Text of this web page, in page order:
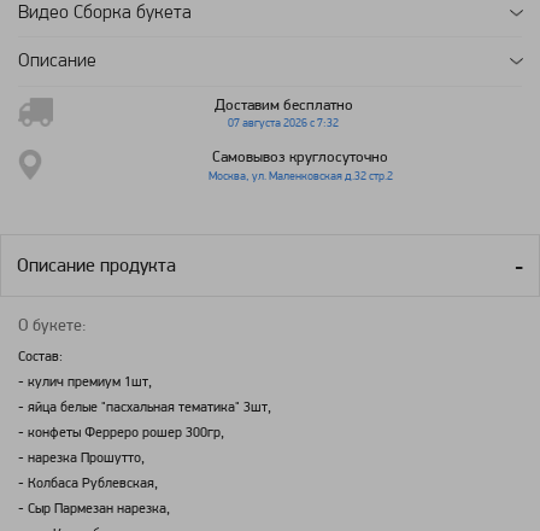
Видео Сборка букета
Описание
Доставим бесплатно
07 августа 2026 с 7:32
Самовывоз круглосуточно
Москва, ул. Маленковская д.32 стр.2
Описание продукта
О букете:
Состав:
- кулич премиум 1шт,
- яйца белые "пасхальная тематика" 3шт,
- конфеты Ферреро рошер 300гр,
- нарезка Прошутто,
- Колбаса Рублевская,
- Сыр Пармезан нарезка,